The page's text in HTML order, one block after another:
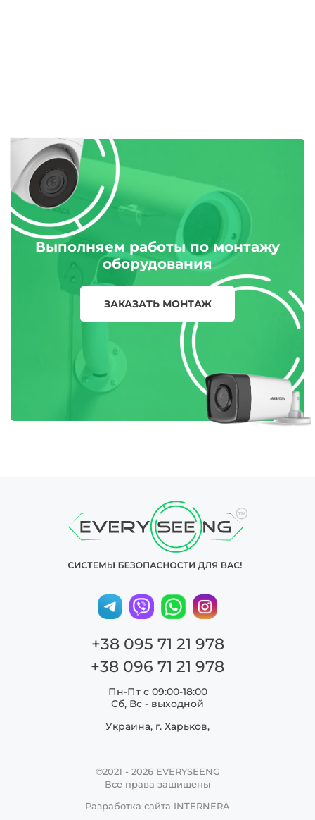
Выполняем работы по монтажу
оборудования
ЗАКАЗАТЬ МОНТАЖ
+38 095 71 21 978
+38 096 71 21 978
Пн-Пт с 09:00-18:00
Сб, Вс - выходной
Украина, г. Харьков,
©2021 - 2026 EVERYSEENG
Все права защищены
Разработка сайта INTERNERA